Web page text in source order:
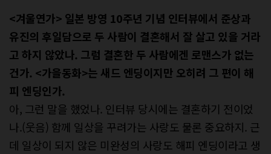
<겨울연가> 일본 방영 10주년 기념 인터뷰에서 준상과
유진의 후일담으로 두 사람이 결혼해서 잘 살고 있을 거라
고 하지 않았나. 그럼 결혼한 두 사람에겐 로맨스가 없는
건가. <가을동화>는 새드 엔딩이지만 오히려 그 편이 해
피 엔딩인가.
아, 그런 말을 했었나. 인터뷰 당시에는 결혼하기 전이었
나.(웃음) 함께 일상을 꾸려가는 사랑도 물론 중요하지. 근
데 일상이 되지 않은 미완성의 사랑도 해피 엔딩이라고 생